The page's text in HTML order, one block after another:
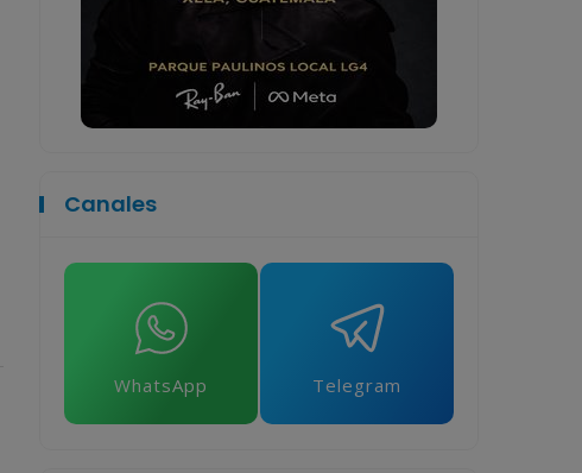
Canales
WhatsApp Telegram